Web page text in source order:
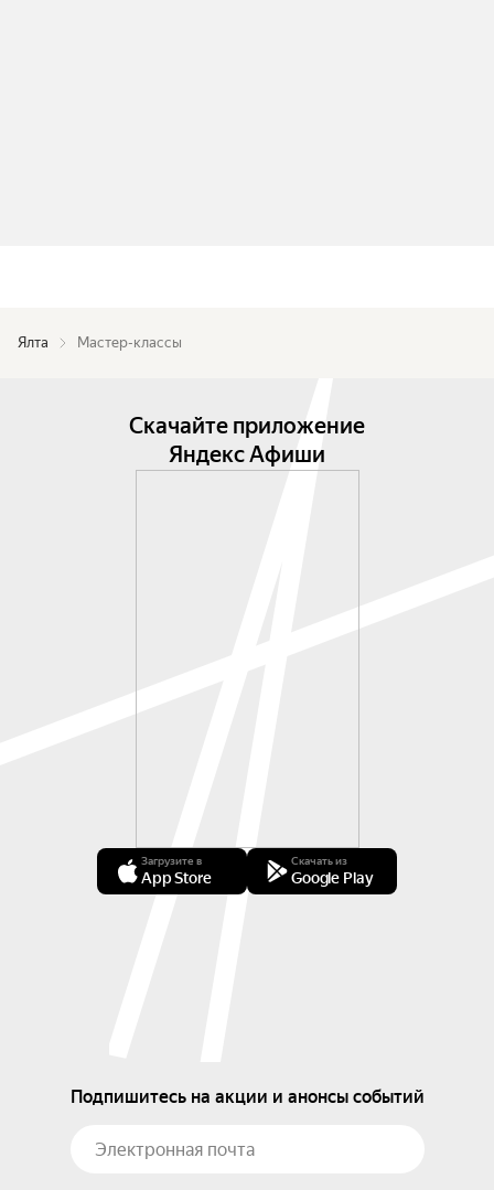
Ялта Мастер-классы
Скачайте приложение
Яндекс Афиши
Загрузите в
App Store
Скачать из
Google Play
Подпишитесь на акции и анонсы событий